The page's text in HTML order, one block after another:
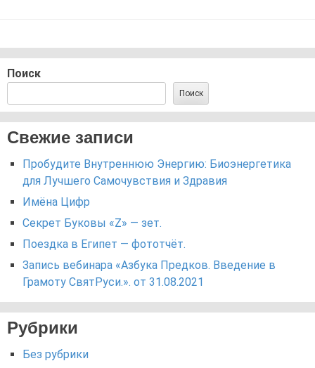
Поиск
Поиск
Свежие записи
Пробудите Внутреннюю Энергию: Биоэнергетика
для Лучшего Самочувствия и Здравия
Имёна Цифр
Секрет Буковы «Z» — зет.
Поездка в Египет — фототчёт.
Запись вебинара «Азбука Предков. Введение в
Грамоту СвятРуси.». от 31.08.2021
Рубрики
Без рубрики